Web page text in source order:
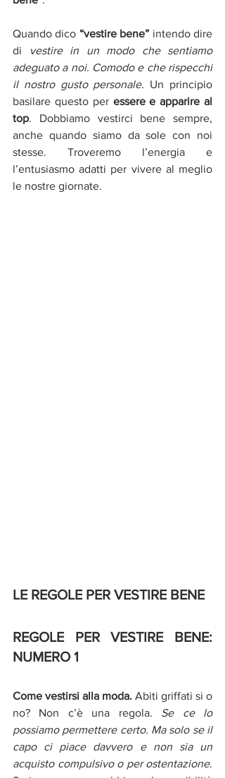
Quando dico “vestire bene” intendo dire
di
vestire in un modo che sentiamo
adeguato a noi. Comodo e che rispecchi
il nostro gusto personale. Un principio
basilare questo per essere e apparire al
top. Dobbiamo vestirci bene sempre,
anche quando siamo da sole con noi
stesse. Troveremo l’energia e
l’entusiasmo adatti per vivere al meglio
le nostre giornate.
LE REGOLE PER VESTIRE BENE
REGOLE PER VESTIRE BENE:
NUMERO 1
Come vestirsi alla moda. Abiti griffati si o
no? Non c’è una regola. Se ce lo
possiamo permettere certo. Ma solo se il
capo ci piace davvero e non sia un
acquisto compulsivo o per ostentazione.